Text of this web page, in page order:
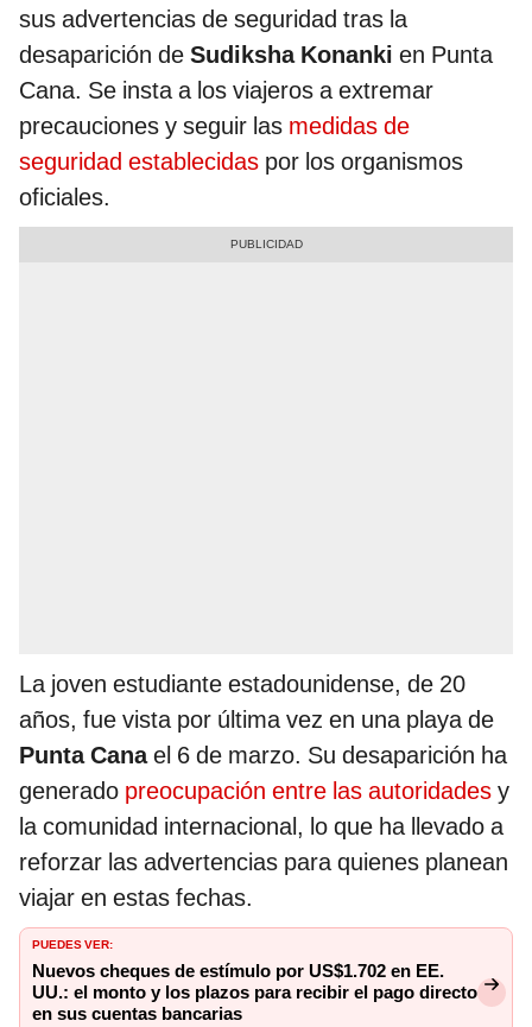
sus advertencias de seguridad tras la
desaparición de Sudiksha Konanki en Punta
Cana. Se insta a los viajeros a extremar
precauciones y seguir las medidas de
seguridad establecidas por los organismos
oficiales.
La joven estudiante estadounidense, de 20
años, fue vista por última vez en una playa de
Punta Canael 6 de marzo. Su desaparición ha
generado preocupación entre las autoridades y
la comunidad internacional, lo que ha llevado a
reforzar las advertencias para quienes planean
viajar en estas fechas.
PUEDES VER:
Nuevos cheques de estímulo por US$1.702 en EE.
UU.: el monto y los plazos para recibir el pago directo
en sus cuentas bancarias